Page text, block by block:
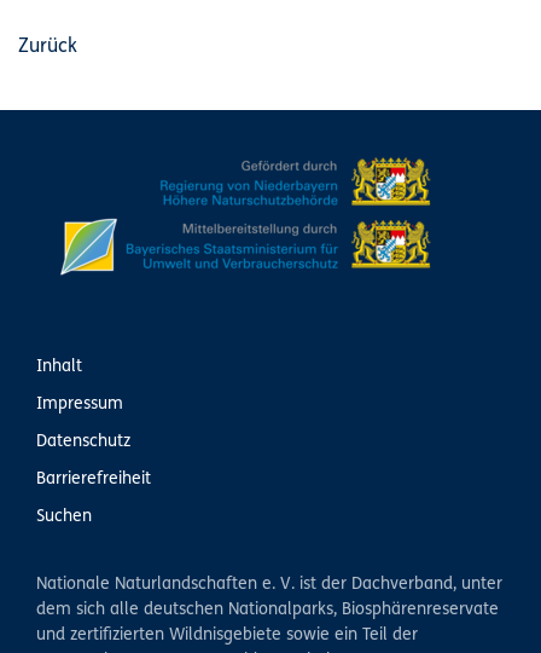
Zurück
Inhalt
Impressum
Datenschutz
Barrierefreiheit
Suchen
Nationale Naturlandschaften e. V. ist der Dachverband, unter
dem sich alle deutschen Nationalparks, Biosphärenreservate
und zertifizierten Wildnisgebiete sowie ein Teil der